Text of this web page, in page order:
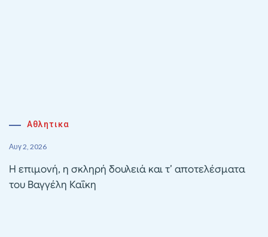
Αθλητικα
Αυγ 2, 2026
Η επιμονή, η σκληρή δουλειά και τ’ αποτελέσματα
του Βαγγέλη Καΐκη